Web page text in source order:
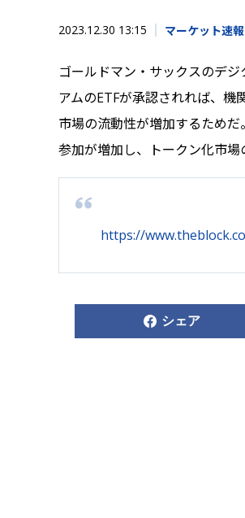
2023.12.30 13:15 マーケット速報
ゴールドマン・サックスのデ
アムのETFが承認されれば、機
市場の流動性が増加するため
参加が増加し、トークン化市場
https://
シェア